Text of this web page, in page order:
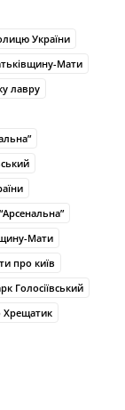
України
Мати
лавру
Мати
про київ
Голосіївський
Хрещатик